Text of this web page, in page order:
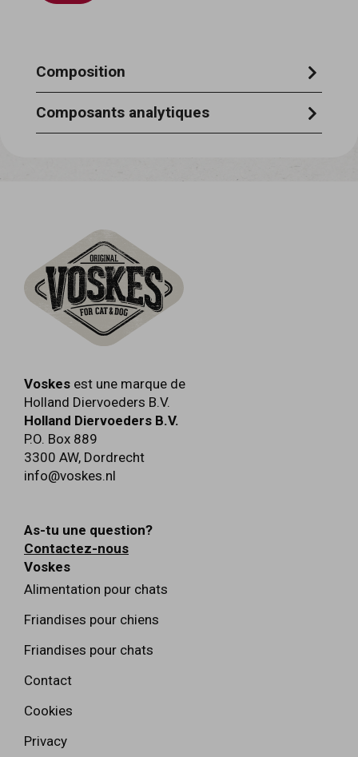
Composition
Composants analytiques
alimentaires brutes 0,5 % matières
grasses brutes 3,3 % cendres brutes 2,4
Voskes est une marque de
Holland Diervoeders B.V.
Holland Diervoeders B.V.
P.O. Box 889
3300 AW, Dordrecht
info@voskes.nl
As-tu une question?
Contactez-nous
Voskes
Alimentation pour chats
Friandises pour chiens
Friandises pour chats
Contact
Cookies
Privacy